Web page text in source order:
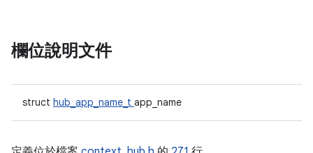
欄位說明文件
struct hub_app_name_t app_name